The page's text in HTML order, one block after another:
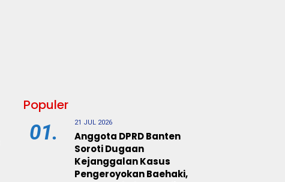
Populer
01. 21 JUL 2026
Anggota DPRD Banten
Soroti Dugaan
Kejanggalan Kasus
Pengeroyokan Baehaki,